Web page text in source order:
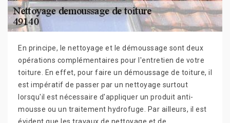
En principe, le nettoyage et le démoussage sont deux
opérations complémentaires pour l'entretien de votre
toiture. En effet, pour faire un démoussage de toiture, il
est impératif de passer par un nettoyage surtout
lorsqu'il est nécessaire d'appliquer un produit anti-
mousse ou un traitement hydrofuge. Par ailleurs, il est